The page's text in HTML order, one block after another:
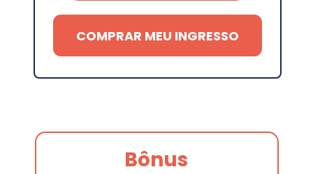
COMPRAR MEU INGRESSO
Bônus